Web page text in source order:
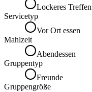
Lockeres Treffen
Servicetyp
Vor Ort essen
Mahlzeit
Abendessen
Gruppentyp
Freunde
Gruppengröße